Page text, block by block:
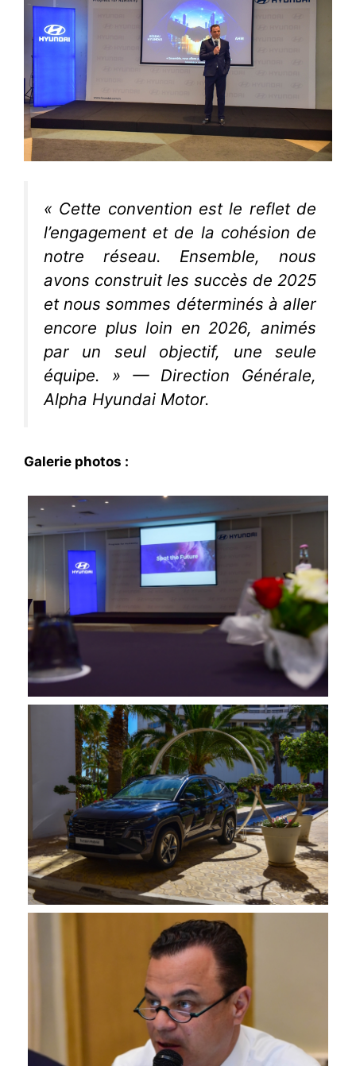
« Cette convention est le reflet de
l’engagement et de la cohésion de
notre réseau. Ensemble, nous
avons construit les succès de 2025
et nous sommes déterminés à aller
encore plus loin en 2026, animés
par un seul objectif, une seule
équipe. » — Direction Générale,
Alpha Hyundai Motor.
Galerie photos :